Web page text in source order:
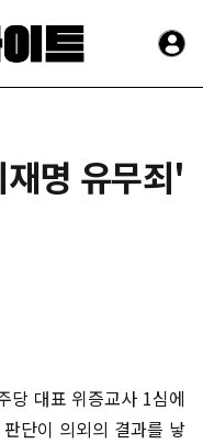
명 유무죄'
당 대표 위증교사 1심에
단이 의외의 결과를 낳